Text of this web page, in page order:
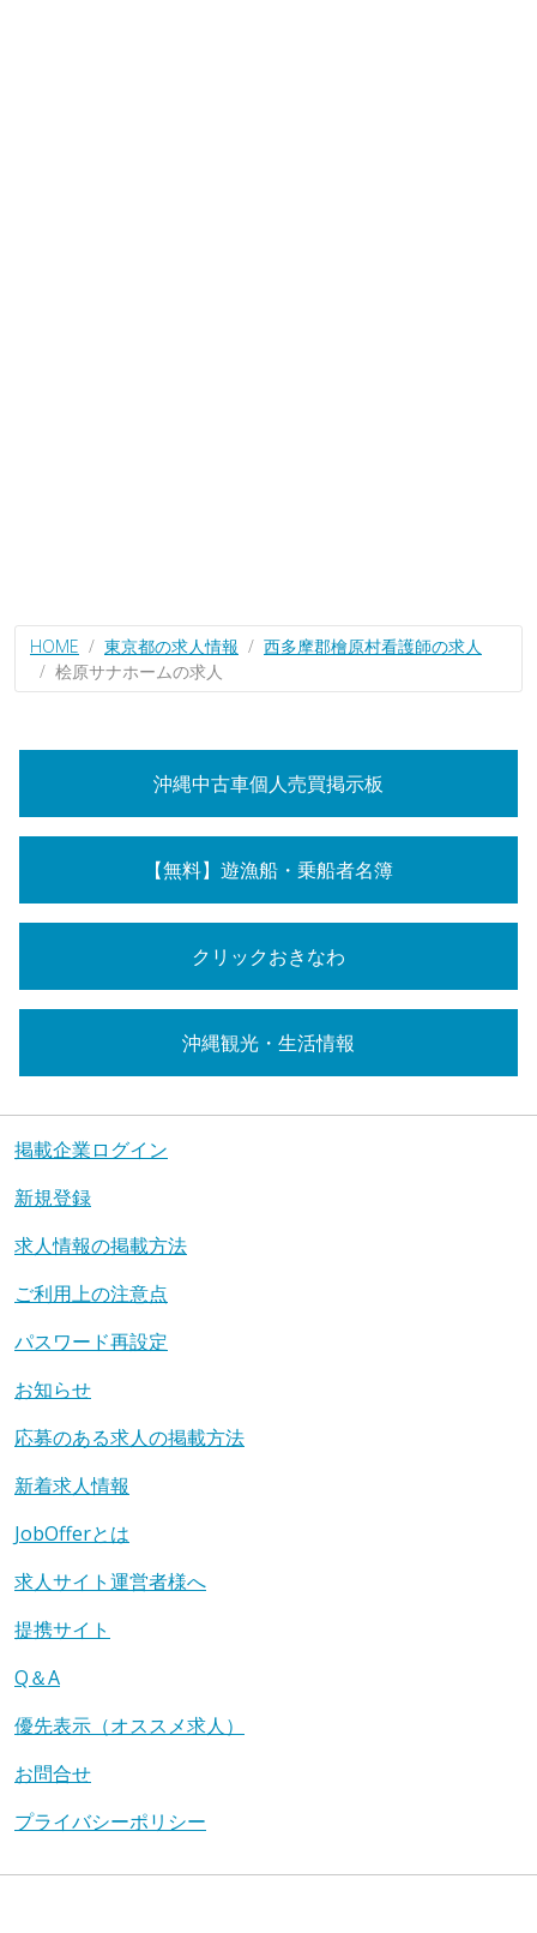
HOME 東京都の求人情報
西多摩郡檜原村看護師の求人
桧原サナホームの求人
沖縄中古車個人売買掲示板
【無料】遊漁船・乗船者名簿
クリックおきなわ
沖縄観光・生活情報
掲載企業ログイン
新規登録
求人情報の掲載方法
ご利用上の注意点
パスワード再設定
お知らせ
応募のある求人の掲載方法
新着求人情報
JobOfferとは
求人サイト運営者様へ
提携サイト
Q＆A
優先表示（オススメ求人）
お問合せ
プライバシーポリシー